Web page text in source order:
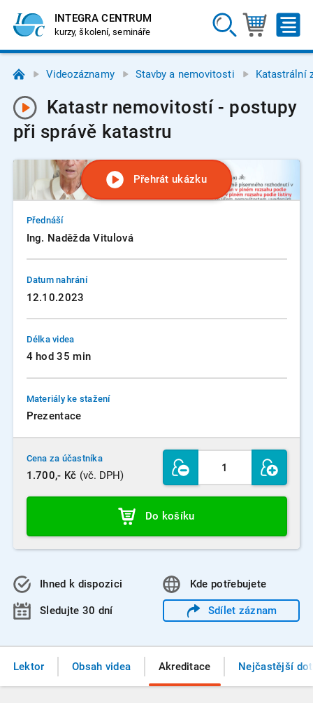
INTEGRA CENTRUM
kurzy, školení, semináře
Videozáznamy Stavby a nemovitosti Katastrální
Katastr nemovitostí - postupy
při správě katastru
Přehrát ukázku
Přednáší
Ing. Naděžda Vitulová
Datum nahrání
12.10.2023
Délka videa
4 hod 35 min
Materiály ke stažení
Prezentace
Cena za účastníka
1.700,- Kč (vč. DPH)
Do košíku
Ihned k dispozici
Sledujte 30 dní
Kde potřebujete
Sdílet záznam
Lektor Obsah videa Akreditace Nejčastější